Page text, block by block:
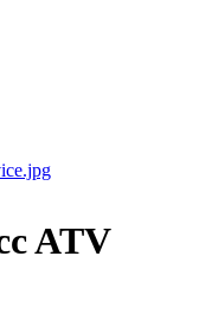
ATV